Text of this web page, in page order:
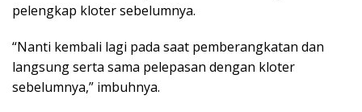
pelengkap kloter sebelumnya.
“Nanti kembali lagi pada saat pemberangkatan dan
langsung serta sama pelepasan dengan kloter
sebelumnya,” imbuhnya.